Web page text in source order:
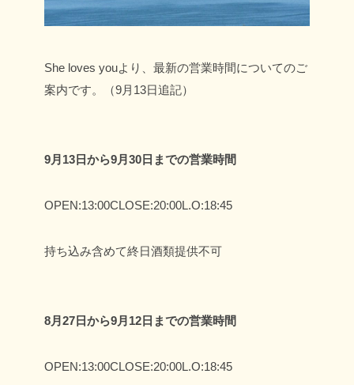
She loves youより、最新の営業時間についてのご
案内です。（9月13日追記）
9月13日から9月30日までの営業時間
OPEN:13:00CLOSE:20:00L.O:18:45
持ち込み含めて終日酒類提供不可
8月27日から9月12日までの営業時間
OPEN:13:00CLOSE:20:00L.O:18:45